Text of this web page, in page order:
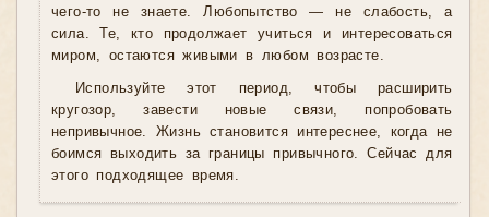
чего-то не знаете. Любопытство — не слабость, а
сила. Те, кто продолжает учиться и интересоваться
миром, остаются живыми в любом возрасте.
Используйте этот период, чтобы расширить
кругозор, завести новые связи, попробовать
непривычное. Жизнь становится интереснее, когда не
боимся выходить за границы привычного. Сейчас для
этого подходящее время.